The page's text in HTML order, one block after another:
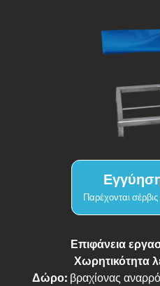
Παρέχονται
Επιφάνεια
Χωρητικότητα
Δώρο:βραχίονας